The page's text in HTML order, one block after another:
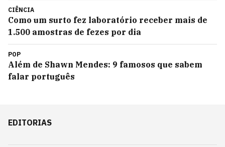
CIÊNCIA
Como um surto fez laboratório receber mais de
1.500 amostras de fezes por dia
POP
Além de Shawn Mendes: 9 famosos que sabem
falar português
EDITORIAS